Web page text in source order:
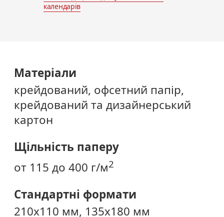
календарів
Матеріали
крейдований, офсетний папір,
крейдований та дизайнерський
картон
Щільність паперу
от 115 до 400 г/м2
Стандартні формати
210х110 мм, 135х180 мм